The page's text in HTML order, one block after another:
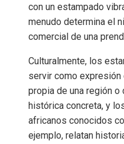
con un estampado
menudo determina el
comercial de una
Culturalmente, los
servir como expresión
propia de una región o
histórica concreta, y
africanos conocidos
ejemplo, relatan